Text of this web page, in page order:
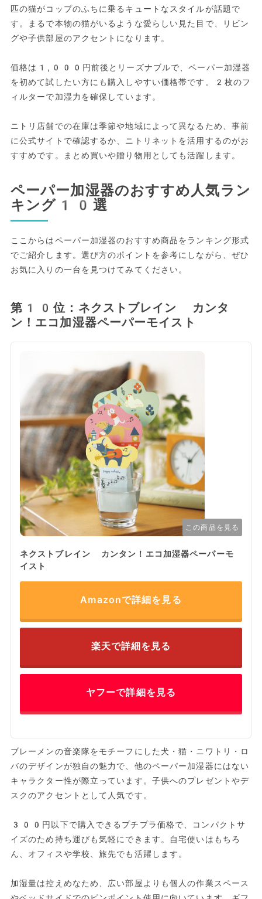
匹の猫がコップのふちに乗るキュートなスタイルが話題で
す。まるで本物の猫がいるような愛らしい見た目で、リビン
グや子供部屋のアクセントになります。
価格は1,000円前後とリーズナブルで、ペーパー加湿器
を初めて試したい方にも購入しやすい価格帯です。2枚のフ
ィルターで加湿力を確保しています。
ニトリ店舗での在庫は季節や地域によって異なるため、事前
に公式サイトで確認するか、ニトリネットを活用するのがお
すすめです。まとめ買いや贈り物用としても活躍します。
ペーパー加湿器のおすすめ人気ラン
キング10選
ここからはペーパー加湿器のおすすめ商品をランキング形式
でご紹介します。選び方のポイントを参考にしながら、ぜひ
お気に入りの一台を見つけてみてください。
第10位：ネクストブレイン カンタ
ン！エコ加湿器ペーパーモイスト
この商品を見る
ネクストブレイン カンタン！エコ加湿器ペーパーモ
イスト
Amazonで詳細を見る
楽天で詳細を見る
ヤフーで詳細を見る
ブレーメンの音楽隊をモチーフにした犬・猫・ニワトリ・ロ
バのデザインが独自の魅力で、他のペーパー加湿器にはない
キャラクター性が際立っています。子供へのプレゼントやデ
スクのアクセントとして人気です。
300円以下で購入できるプチプラ価格で、コンパクトサ
イズのため持ち運びも気軽にできます。自宅使いはもちろ
ん、オフィスや学校、旅先でも活躍します。
加湿量は控えめなため、広い部屋よりも個人の作業スペース